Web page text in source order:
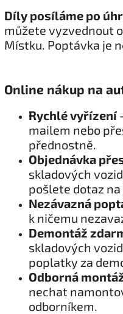
Díly posíláme po
můžete vyzvednout
Místku. Poptávka je
Online nákup na
Rychlé vyřízení
mailem nebo
přednostně.
Objednávka
skladových
pošlete dotaz
Nezávazná
k ničemu
Demontáž
skladových
poplatky za
Odborná
nechat
odborníkem.